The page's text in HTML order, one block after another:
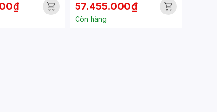
57.455.000₫
Còn hàng